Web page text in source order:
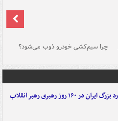
چرا سیم‌کشی خودرو ذوب می‌شود؟